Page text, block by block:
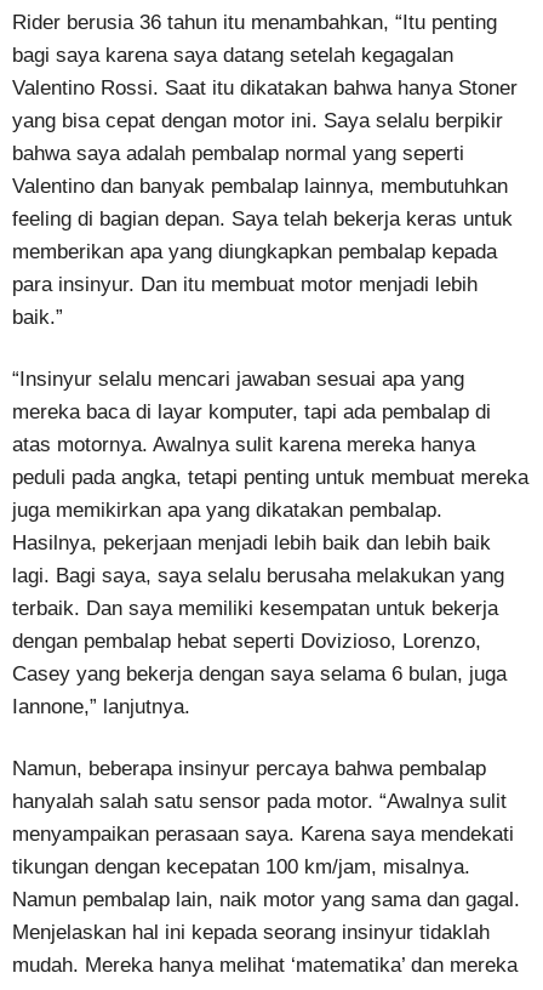
Rider berusia 36 tahun itu menambahkan, “Itu penting
bagi saya karena saya datang setelah kegagalan
Valentino Rossi. Saat itu dikatakan bahwa hanya Stoner
yang bisa cepat dengan motor ini. Saya selalu berpikir
bahwa saya adalah pembalap normal yang seperti
Valentino dan banyak pembalap lainnya, membutuhkan
feeling di bagian depan. Saya telah bekerja keras untuk
memberikan apa yang diungkapkan pembalap kepada
para insinyur. Dan itu membuat motor menjadi lebih
baik.”
“Insinyur selalu mencari jawaban sesuai apa yang
mereka baca di layar komputer, tapi ada pembalap di
atas motornya. Awalnya sulit karena mereka hanya
peduli pada angka, tetapi penting untuk membuat mereka
juga memikirkan apa yang dikatakan pembalap.
Hasilnya, pekerjaan menjadi lebih baik dan lebih baik
lagi. Bagi saya, saya selalu berusaha melakukan yang
terbaik. Dan saya memiliki kesempatan untuk bekerja
dengan pembalap hebat seperti Dovizioso, Lorenzo,
Casey yang bekerja dengan saya selama 6 bulan, juga
Iannone,” lanjutnya.
Namun, beberapa insinyur percaya bahwa pembalap
hanyalah salah satu sensor pada motor. “Awalnya sulit
menyampaikan perasaan saya. Karena saya mendekati
tikungan dengan kecepatan 100 km/jam, misalnya.
Namun pembalap lain, naik motor yang sama dan gagal.
Menjelaskan hal ini kepada seorang insinyur tidaklah
mudah. Mereka hanya melihat ‘matematika’ dan mereka